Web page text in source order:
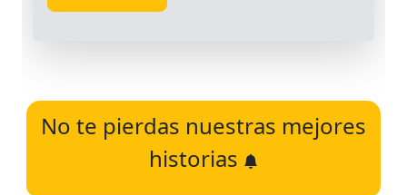
No te pierdas nuestras mejores
historias